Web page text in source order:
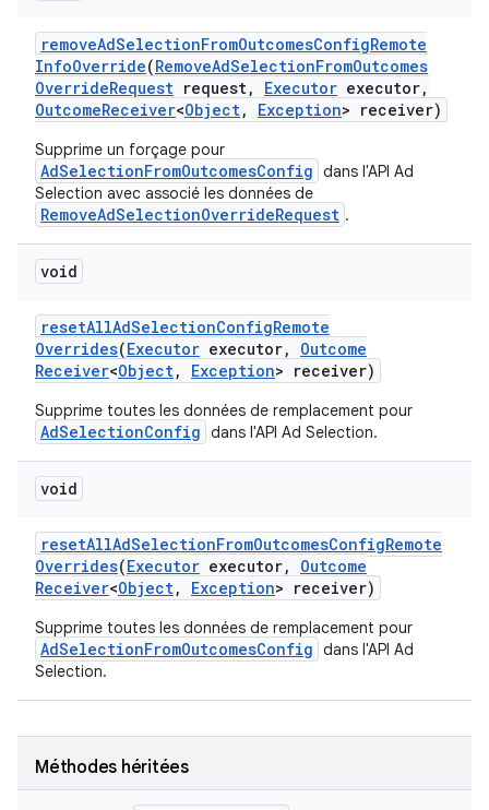
removeAdSelectionFromOutcomesConfigRemote
InfoOverride(RemoveAdSelectionFromOutcomes
OverrideRequest request, Executor executor,
OutcomeReceiver<Object, Exception> receiver)
Supprime un forçage pour
AdSelectionFromOutcomesConfig dans l'API Ad
Selection avec associé les données de
RemoveAdSelectionOverrideRequest .
void
resetAllAdSelectionConfigRemote
Overrides(Executor executor,
Outcome
Receiver<Object, Exception> receiver)
Supprime toutes les données de remplacement pour
AdSelectionConfig dans l'API Ad Selection.
void
resetAllAdSelectionFromOutcomesConfigRemote
Overrides(Executor executor,
Outcome
Receiver<Object, Exception> receiver)
Supprime toutes les données de remplacement pour
AdSelectionFromOutcomesConfig dans l'API Ad
Selection.
Méthodes héritées